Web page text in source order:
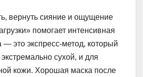
вернуть сияние и ощущение
помогает интенсивная
— это экспресс-метод, который
сухой, и для
кожи. Хорошая маска после